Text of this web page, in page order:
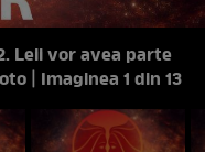
Leii vor avea parte
| Imaginea 1 din 13